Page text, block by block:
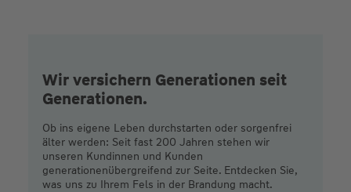
Wir versichern Generationen seit
Generationen.
Ob ins eigene Leben durchstarten oder sorgenfrei
älter werden: Seit fast 200 Jahren stehen wir
unseren Kundinnen und Kunden
generationenübergreifend zur Seite. Entdecken Sie,
was uns zu Ihrem Fels in der Brandung macht.